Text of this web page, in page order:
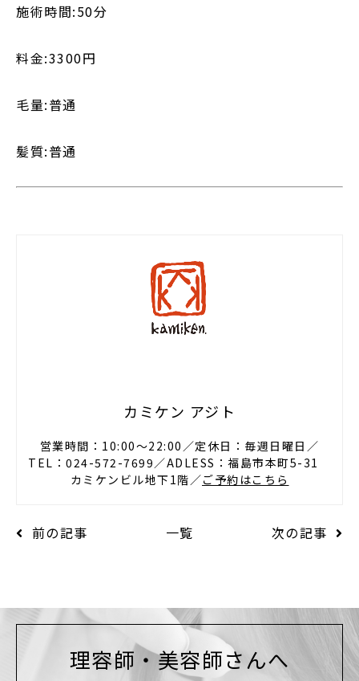
施術時間:50分
料金:3300円
毛量:普通
髪質:普通
カミケン アジト
営業時間：10:00〜22:00／定休日：毎週日曜日／
TEL：024-572-7699／ADLESS：福島市本町5-31
カミケンビル地下1階／ご予約はこちら
前の記事 一覧 次の記事
理容師・美容師さんへ